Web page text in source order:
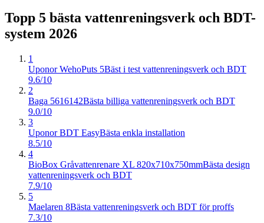
Topp 5 bästa vattenreningsverk och BDT-
system 2026
1
Uponor WehoPuts 5Bäst i test vattenreningsverk och BDT
9.6/10
2
Baga 5616142Bästa billiga vattenreningsverk och BDT
9.0/10
3
Uponor BDT EasyBästa enkla installation
8.5/10
4
BioBox Gråvattenrenare XL 820x710x750mmBästa design
vattenreningsverk och BDT
7.9/10
5
Maelaren 8Bästa vattenreningsverk och BDT för proffs
7.3/10